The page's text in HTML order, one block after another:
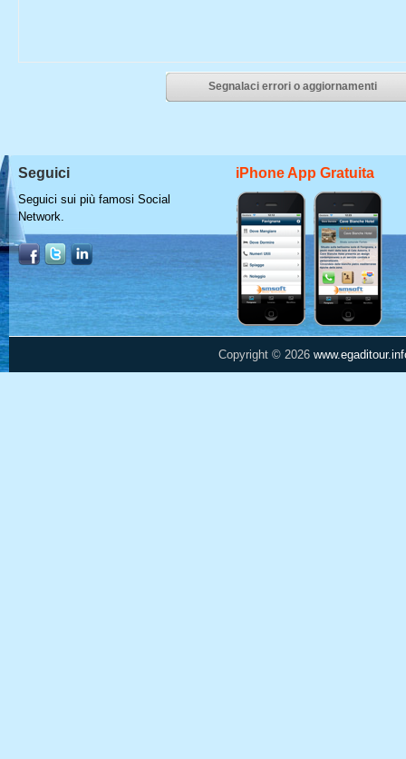
Segnalaci errori o aggiornamenti
Seguici
Seguici sui più famosi Social
Network.
iPhone App Gratuita
Copyright © 2026